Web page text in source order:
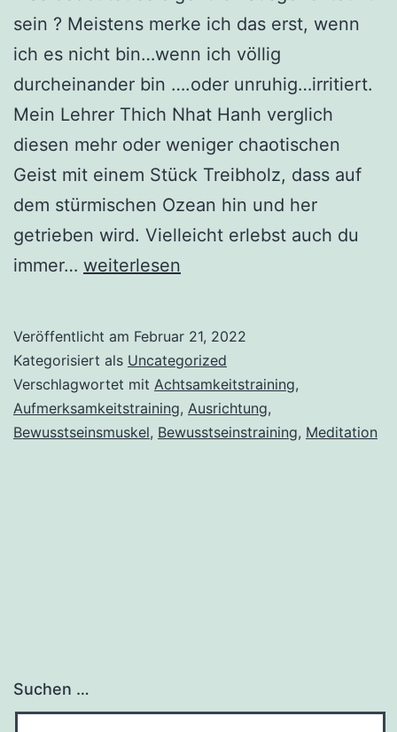
sein ? Meistens merke ich das erst, wenn
ich es nicht bin…wenn ich völlig
durcheinander bin ….oder unruhig…irritiert.
Mein Lehrer Thich Nhat Hanh verglich
diesen mehr oder weniger chaotischen
Geist mit einem Stück Treibholz, dass auf
dem stürmischen Ozean hin und her
getrieben wird. Vielleicht erlebst auch du
immer… Ausrichtung
weiterlesen
Veröffentlicht am Februar 21, 2022
Kategorisiert als Uncategorized
Verschlagwortet mit Achtsamkeitstraining,
Aufmerksamkeitstraining, Ausrichtung,
Bewusstseinsmuskel, Bewusstseinstraining, Meditation
Suchen …